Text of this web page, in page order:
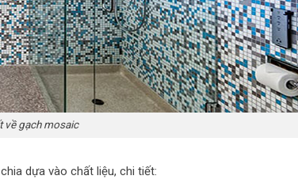
về gạch mosaic
dựa vào chất liệu, chi tiết: